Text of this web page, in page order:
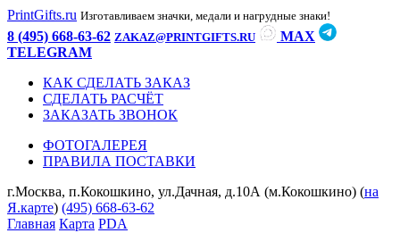
PrintGifts.ru Изготавливаем значки, медали и нагрудные знаки!
8 (495) 668-63-62 ZAKAZ@PRINTGIFTS.RU
MAX
TELEGRAM
КАК СДЕЛАТЬ ЗАКАЗ
СДЕЛАТЬ РАСЧЁТ
ЗАКАЗАТЬ ЗВОНОК
ФОТОГАЛЕРЕЯ
ПРАВИЛА ПОСТАВКИ
г.Москва, п.Кокошкино, ул.Дачная, д.10А (м.Кокошкино) (на
Я.карте) (495) 668-63-62
Главная Карта PDA